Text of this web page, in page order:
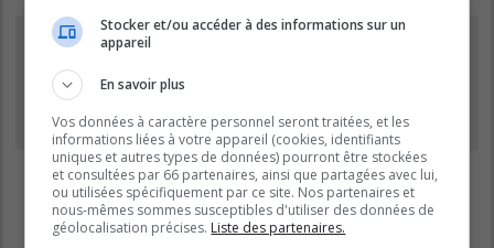
Supprimer les cookies
Êtes-vous sûr de vouloir supprimer les cookies de ce forum ?
Stocker et/ou accéder à des informations sur un
appareil
En savoir plus
Vos données à caractère personnel seront traitées, et les
informations liées à votre appareil (cookies, identifiants
uniques et autres types de données) pourront être stockées
et consultées par 66 partenaires, ainsi que partagées avec lui,
ou utilisées spécifiquement par ce site. Nos partenaires et
nous-mêmes sommes susceptibles d'utiliser des données de
géolocalisation précises. Liste des partenaires.